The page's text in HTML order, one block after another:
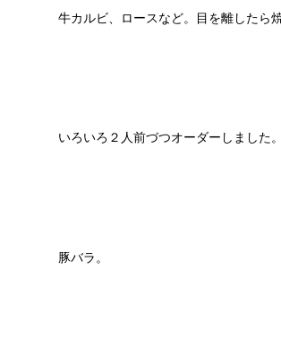
牛カルビ、ロースなど。目を離したら
いろいろ２人前づつオーダーしました。
豚バラ。